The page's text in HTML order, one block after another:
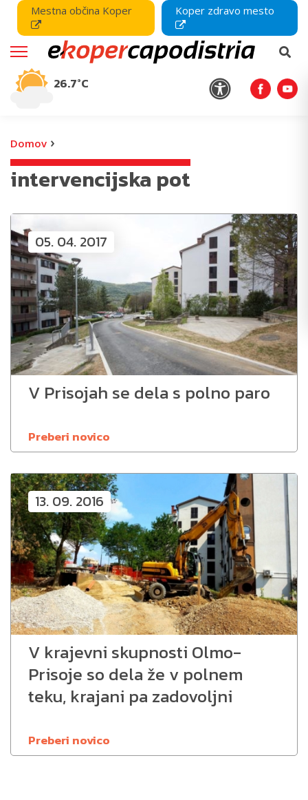
Mestna občina Koper Koper zdravo mesto
26.7°C
Domov ›
intervencijska pot
05. 04. 2017
V Prisojah se dela s polno paro
Preberi novico
13. 09. 2016
V krajevni skupnosti Olmo-
Prisoje so dela že v polnem
teku, krajani pa zadovoljni
Preberi novico